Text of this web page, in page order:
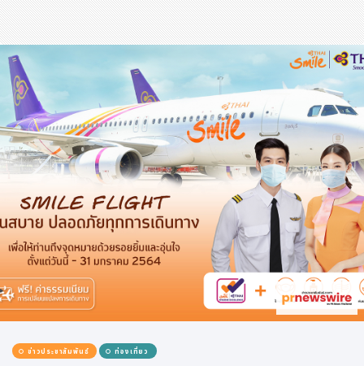
ท่องเที่ยว
โรงแรม, ที่พัก
บ้าน, คอนโด, อสังหาฯ
ประกัน
สัตว์เลี้ยง
ไอที
โทรศัพท์มือถือ
เอไอ
การศึกษา
ศิลปะ, วัฒนธรรม
ศาสนา
การเมือง
ธุรกิจ, สังคม
ข่าวประชาสัมพันธ์ ท่องเที่ยว